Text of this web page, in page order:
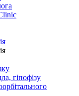
гіпофізу